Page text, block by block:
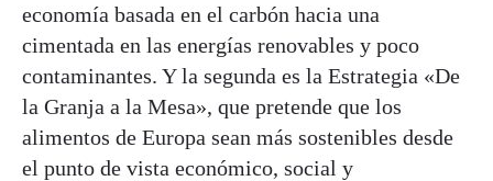
economía basada en el carbón hacia una
cimentada en las energías renovables y poco
contaminantes. Y la segunda es la Estrategia «De
la Granja a la Mesa», que pretende que los
alimentos de Europa sean más sostenibles desde
el punto de vista económico, social y